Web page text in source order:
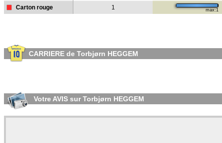
Carton rouge 1 max:1
CARRIERE de Torbjørn HEGGEM
Votre AVIS sur Torbjørn HEGGEM